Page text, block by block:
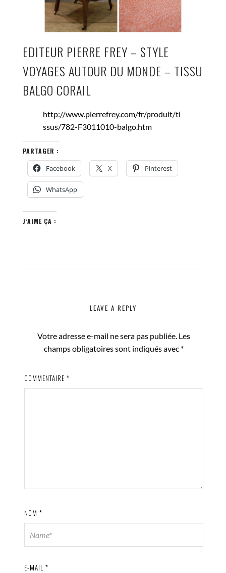
EDITEUR PIERRE FREY – STYLE
VOYAGES AUTOUR DU MONDE – TISSU
BALGO CORAIL
http://www.pierrefrey.com/fr/produit/ti
ssus/782-F3011010-balgo.htm
PARTAGER :
Facebook X Pinterest
WhatsApp
J’AIME ÇA :
LEAVE A REPLY
Votre adresse e-mail ne sera pas publiée. Les
champs obligatoires sont indiqués avec *
COMMENTAIRE *
NOM *
E-MAIL *